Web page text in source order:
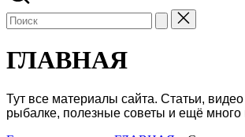
ГЛАВНАЯ
Тут все материалы сайта. Статьи,
рыбалке, полезные советы и ещё много